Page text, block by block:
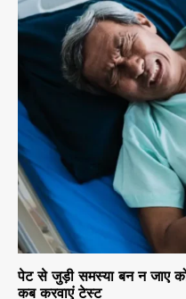
पेट से जुड़ी समस्या बन न जाए
कब करवाएं टेस्ट